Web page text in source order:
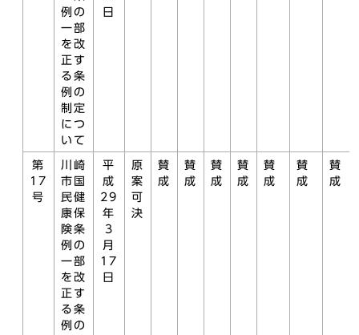
例の
一部
を改
正す
る条
例の
制定
につ
いて
日
第
17
号
川崎
市国
民健
康保
険条
例の
一部
を改
正す
る条
例の
平
成
29
年
3
月
17
日
原
案
可
決
賛
成
賛
成
賛
成
賛
成
賛
成
賛
成
賛
成